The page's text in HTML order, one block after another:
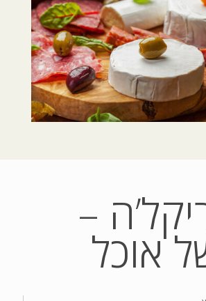
–
אוכל